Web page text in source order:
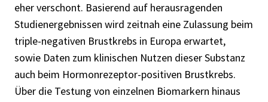
eher verschont. Basierend auf herausragenden
Studienergebnissen wird zeitnah eine Zulassung beim
triple-negativen Brustkrebs in Europa erwartet,
sowie Daten zum klinischen Nutzen dieser Substanz
auch beim Hormonrezeptor-positiven Brustkrebs.
Über die Testung von einzelnen Biomarkern hinaus